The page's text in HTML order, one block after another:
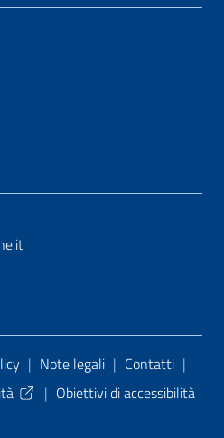
| Note legali | Contatti |
| Obiettivi di accessibilità